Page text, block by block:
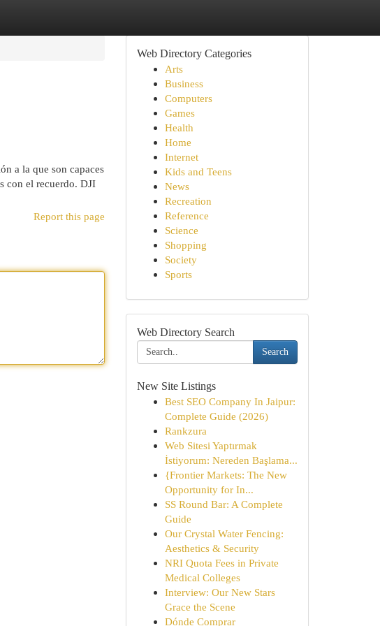
a la que son capaces
con el recuerdo. DJI
Report this page
Web Directory Categories
Arts
Business
Computers
Games
Health
Home
Internet
Kids and Teens
News
Recreation
Reference
Science
Shopping
Society
Sports
Web Directory Search
Search
New Site Listings
Best SEO Company In Jaipur:
Complete Guide (2026)
Rankzura
Web Sitesi Yaptırmak
İstiyorum: Nereden Başlama...
{Frontier Markets: The New
Opportunity for In...
SS Round Bar: A Complete
Guide
Our Crystal Water Fencing:
Aesthetics & Security
NRI Quota Fees in Private
Medical Colleges
Interview: Our New Stars
Grace the Scene
Dónde Comprar